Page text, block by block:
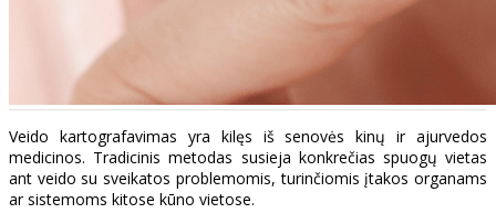
Veido kartografavimas yra kilęs iš senovės kinų ir ajurvedos
medicinos. Tradicinis metodas susieja konkrečias spuogų vietas
ant veido su sveikatos problemomis, turinčiomis įtakos organams
ar sistemoms kitose kūno vietose.